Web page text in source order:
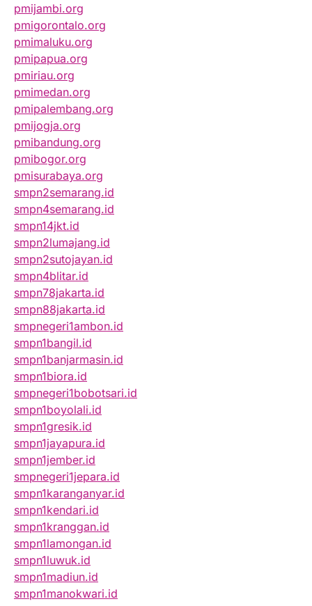
pmijambi.org
pmigorontalo.org
pmimaluku.org
pmipapua.org
pmiriau.org
pmimedan.org
pmipalembang.org
pmijogja.org
pmibandung.org
pmibogor.org
pmisurabaya.org
smpn2semarang.id
smpn4semarang.id
smpn14jkt.id
smpn2lumajang.id
smpn2sutojayan.id
smpn4blitar.id
smpn78jakarta.id
smpn88jakarta.id
smpnegeri1ambon.id
smpn1bangil.id
smpn1banjarmasin.id
smpn1biora.id
smpnegeri1bobotsari.id
smpn1boyolali.id
smpn1gresik.id
smpn1jayapura.id
smpn1jember.id
smpnegeri1jepara.id
smpn1karanganyar.id
smpn1kendari.id
smpn1kranggan.id
smpn1lamongan.id
smpn1luwuk.id
smpn1madiun.id
smpn1manokwari.id